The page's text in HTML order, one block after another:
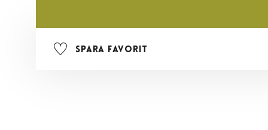
Spara favorit